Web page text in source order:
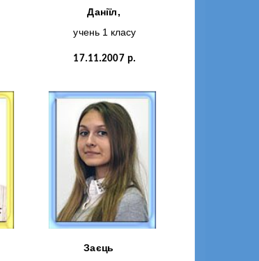
Даніїл,
учень 1 класу
17.11.2007 р.
Заєць